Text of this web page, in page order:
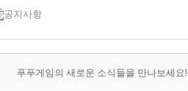
푸푸게임의 새로운 소식들을 만나보세요!